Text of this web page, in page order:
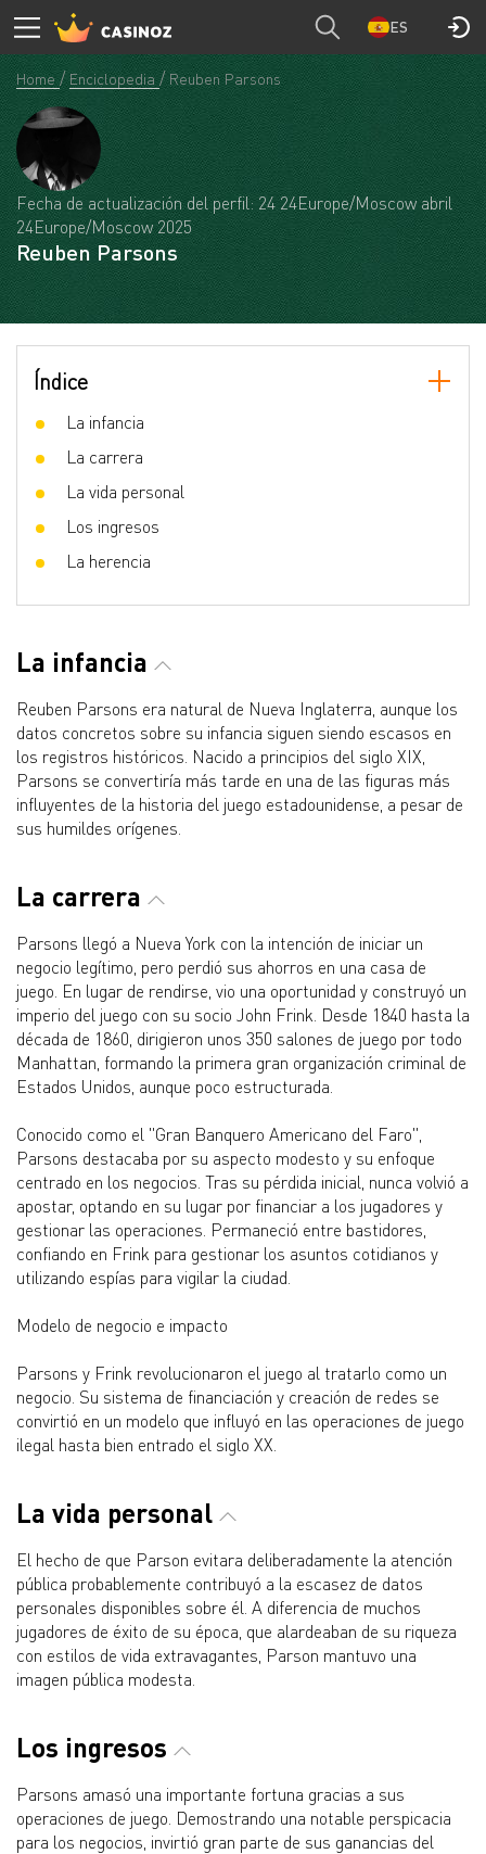
ES
Home Enciclopedia Reuben Parsons
Fecha de actualización del perfil: 24 24Europe/Moscow abril
24Europe/Moscow 2025
Reuben Parsons
Índice
La infancia
La carrera
La vida personal
Los ingresos
La herencia
La infancia
Reuben Parsons era natural de Nueva Inglaterra, aunque los
datos concretos sobre su infancia siguen siendo escasos en
los registros históricos. Nacido a principios del siglo XIX,
Parsons se convertiría más tarde en una de las figuras más
influyentes de la historia del juego estadounidense, a pesar de
sus humildes orígenes.
La carrera
Parsons llegó a Nueva York con la intención de iniciar un
negocio legítimo, pero perdió sus ahorros en una casa de
juego. En lugar de rendirse, vio una oportunidad y construyó un
imperio del juego con su socio John Frink. Desde 1840 hasta la
década de 1860, dirigieron unos 350 salones de juego por todo
Manhattan, formando la primera gran organización criminal de
Estados Unidos, aunque poco estructurada.
Conocido como el "Gran Banquero Americano del Faro",
Parsons destacaba por su aspecto modesto y su enfoque
centrado en los negocios. Tras su pérdida inicial, nunca volvió a
apostar, optando en su lugar por financiar a los jugadores y
gestionar las operaciones. Permaneció entre bastidores,
confiando en Frink para gestionar los asuntos cotidianos y
utilizando espías para vigilar la ciudad.
Modelo de negocio e impacto
Parsons y Frink revolucionaron el juego al tratarlo como un
negocio. Su sistema de financiación y creación de redes se
convirtió en un modelo que influyó en las operaciones de juego
ilegal hasta bien entrado el siglo XX.
La vida personal
El hecho de que Parson evitara deliberadamente la atención
pública probablemente contribuyó a la escasez de datos
personales disponibles sobre él. A diferencia de muchos
jugadores de éxito de su época, que alardeaban de su riqueza
con estilos de vida extravagantes, Parson mantuvo una
imagen pública modesta.
Los ingresos
Parsons amasó una importante fortuna gracias a sus
operaciones de juego. Demostrando una notable perspicacia
para los negocios, invirtió gran parte de sus ganancias del